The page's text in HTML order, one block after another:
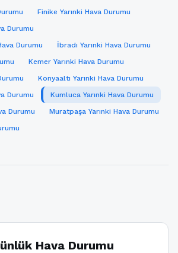
Finike Yarınki Hava Durumu
Durumu
Durumu
İbradı Yarınki Hava Durumu
Kemer Yarınki Hava Durumu
Konyaaltı Yarınki Hava Durumu
Durumu
Kumluca Yarınki Hava Durumu
Durumu
Muratpaşa Yarınki Hava Durumu
Hava Durumu